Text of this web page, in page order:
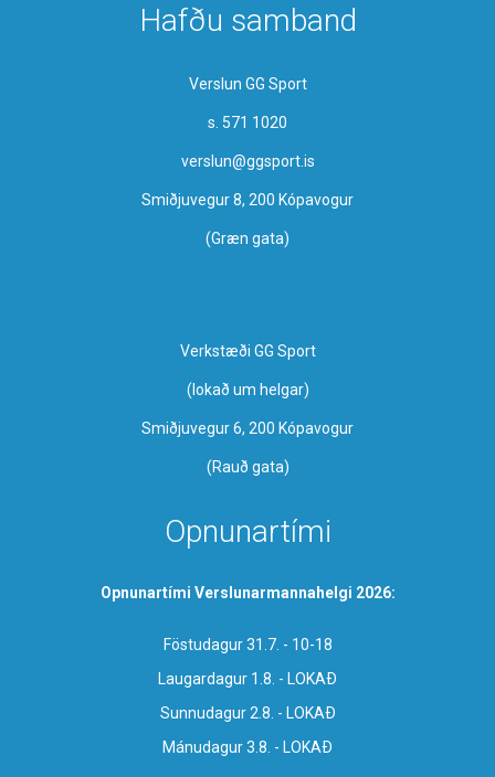
Hafðu samband
Verslun GG Sport
s. 571 1020
verslun@ggsport.is
Smiðjuvegur 8, 200 Kópavogur
(Græn gata)
Verkstæði GG Sport
​(lokað um helgar)
Smiðjuvegur 6, 200 Kópavogur
(Rauð gata)
Opnunartími
Opnunartími Verslunarmannahelgi 2026:
Föstudagur 31.7. - 10-18
Laugardagur 1.8. - LOKAÐ
Sunnudagur 2.8. - LOKAÐ
Mánudagur 3.8. - LOKAÐ